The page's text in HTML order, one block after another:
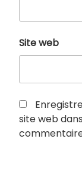
Site web
site web